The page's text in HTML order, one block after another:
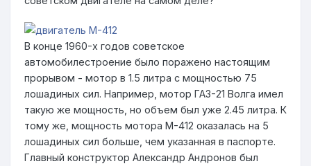
В конце 1960-х годов советское
автомобилестроение было поражено настоящим
прорывом - мотор в 1.5 литра с мощностью 75
лошадиных сил. Например, мотор ГАЗ-21 Волга имел
такую же мощность, но объем был уже 2.45 литра. К
тому же, мощность мотора М-412 оказалась на 5
лошадиных сил больше, чем указанная в паспорте.
Главный конструктор Александр Андронов был